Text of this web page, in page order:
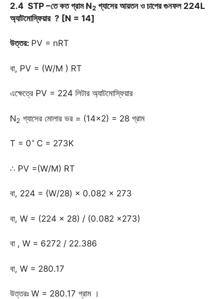
2.4 STP –তে কত গ্রাম N2 গ্যাসের আয়তন ও চাপের গুনফল 224L
অ্যাটমোস্ফিয়ার ? [N = 14]
উত্তর: PV = nRT
বা, PV = (W/M ) RT
এক্ষেত্রে PV = 224 লিটার অ্যাটমোস্ফিয়ার
N2 গ্যাসের মোলার ভর = (14×2) = 28 গ্রাম
T = 0◦ C = 273K
∴ PV =(W/M) RT
বা, 224 = (W/28) × 0.082 × 273
বা, W = (224 × 28) / (0.082 ×273)
বা , W = 6272 / 22.386
বা, W = 280.17
উত্তরঃ W = 280.17 গ্রাম ।